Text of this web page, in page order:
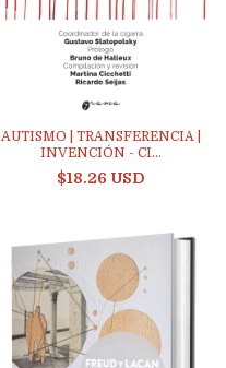
AUTISMO | TRANSFERENCIA |
INVENCIÓN - CI...
$18.26 USD